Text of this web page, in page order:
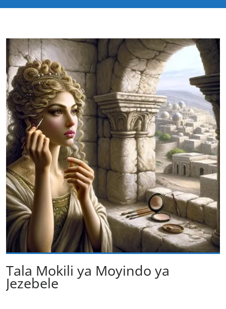
Tala Mokili ya Moyindo ya
Jezebele